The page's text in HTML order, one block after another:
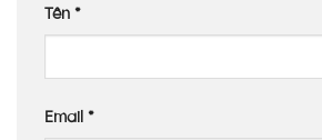
Tên *
Email *